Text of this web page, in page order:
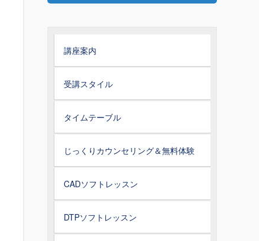
講座案内
受講スタイル
タイムテーブル
じっくりカウンセリング＆無料体験
CADソフトレッスン
DTPソフトレッスン